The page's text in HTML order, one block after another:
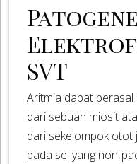
SVT
Aritmia dapat
dari sebuah miosit
dari sekelompok otot
pada sel yang non-